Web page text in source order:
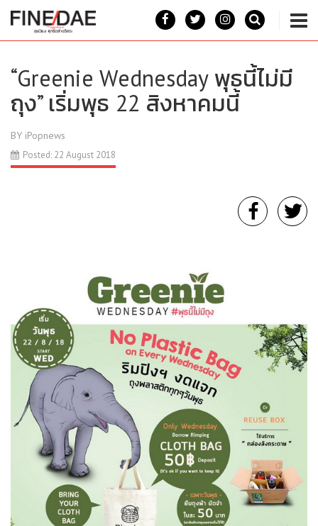
“Greenie Wednesday พุธนี้ไม่มี
ถุง” เริ่มพุธ 22 สิงหาคมนี้
BY iPopnews
Posted: 22 August 2018